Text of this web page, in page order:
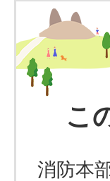
こ
消防本